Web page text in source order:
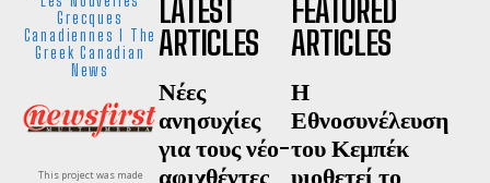
Grecques
Canadiennes I The
Greek Canadian
News
This project was made
LATEST
ARTICLES
Νέες
ανησυχίες
για τους νέο-
αφιχθέντες
FEATURED
ARTICLES
Η
Εθνοσυνέλευση
του Κεμπέκ
υιοθετεί το